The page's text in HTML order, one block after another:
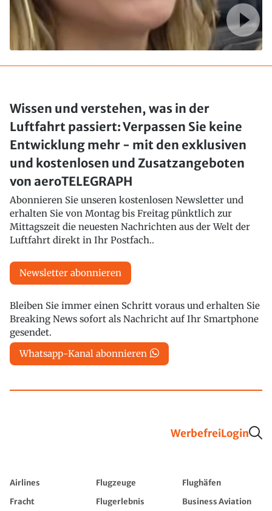
Wissen und verstehen, was in der
Luftfahrt passiert: Verpassen Sie keine
Entwicklung mehr - mit den exklusiven
und kostenlosen und Zusatzangeboten
von aeroTELEGRAPH
Abonnieren Sie unseren kostenlosen Newsletter und
erhalten Sie von Montag bis Freitag pünktlich zur
Mittagszeit die neuesten Nachrichten aus der Welt der
Luftfahrt direkt in Ihr Postfach..
Newsletter abonnieren
Bleiben Sie immer einen Schritt voraus und erhalten Sie
Breaking News sofort als Nachricht auf Ihr Smartphone
gesendet.
Whatsapp-Kanal abonnieren
WerbefreiLogin
Airlines Flugzeuge
Flughäfen
Fracht
Flugerlebnis
Business Aviation